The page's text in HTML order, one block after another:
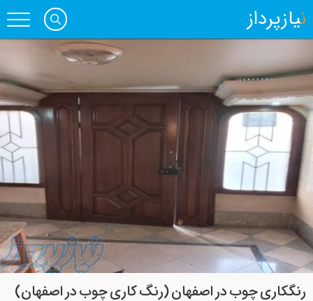
نیازپرداز
رنگکاری چوب در اصفهان (رنگ کاری چوب در اصفهان)